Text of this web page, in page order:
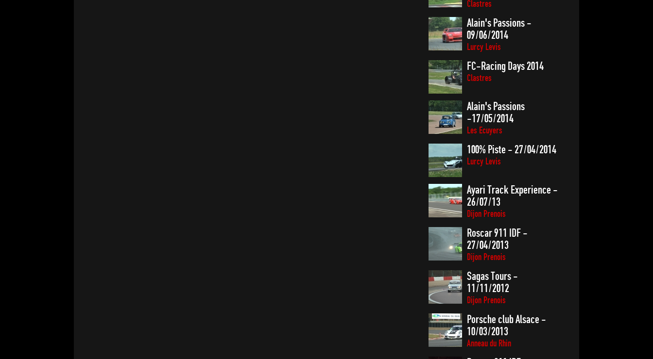
Clastres
Alain's Passions -
09/06/2014
Lurcy Levis
FC-Racing Days 2014
Clastres
Alain's Passions
-17/05/2014
Les Ecuyers
100% Piste - 27/04/2014
Lurcy Levis
Ayari Track Experience -
26/07/13
Dijon Prenois
Roscar 911 IDF -
27/04/2013
Dijon Prenois
Sagas Tours -
11/11/2012
Dijon Prenois
Porsche club Alsace -
10/03/2013
Anneau du Rhin